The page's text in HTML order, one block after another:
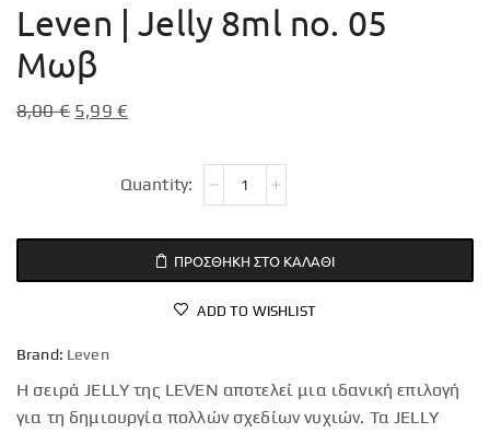
Leven | Jelly 8ml no. 05
Μωβ
8,00€ 5,99 €
ΠΡΟΣΘΉΚΗ ΣΤΟ ΚΑΛΆΘΙ
ADD TO WISHLIST
Brand: Leven
H σειρά JELLY της LEVEN αποτελεί μια ιδανική επιλογή
για τη δημιουργία πολλών σχεδίων νυχιών. Τα JELLY